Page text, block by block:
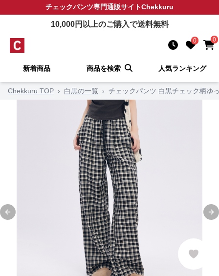
チェックパンツ専門通販サイトChekkuru
10,000円以上のご購入で送料無料
0 0
新着商品 商品を検索 人気ランキング
Chekkuru TOP › 白黒の一覧 › チェックパンツ 白黒チェック柄ゆ
Previous slide